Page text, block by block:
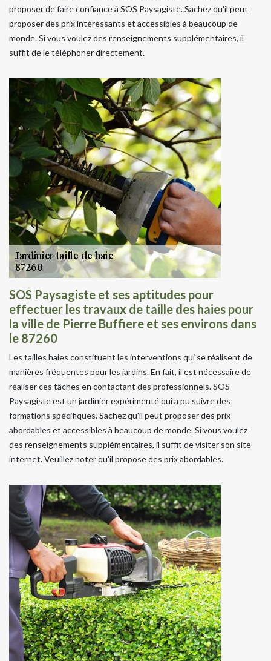
proposer de faire confiance à SOS Paysagiste. Sachez qu'il peut
proposer des prix intéressants et accessibles à beaucoup de
monde. Si vous voulez des renseignements supplémentaires, il
suffit de le téléphoner directement.
SOS Paysagiste et ses aptitudes pour
effectuer les travaux de taille des haies pour
la ville de Pierre Buffiere et ses environs dans
le 87260
Les tailles haies constituent les interventions qui se réalisent de
manières fréquentes pour les jardins. En fait, il est nécessaire de
réaliser ces tâches en contactant des professionnels. SOS
Paysagiste est un jardinier expérimenté qui a pu suivre des
formations spécifiques. Sachez qu'il peut proposer des prix
abordables et accessibles à beaucoup de monde. Si vous voulez
des renseignements supplémentaires, il suffit de visiter son site
internet. Veuillez noter qu'il propose des prix abordables.